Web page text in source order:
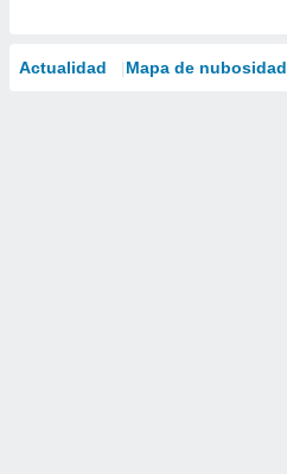
Actualidad Mapa de nubosidad